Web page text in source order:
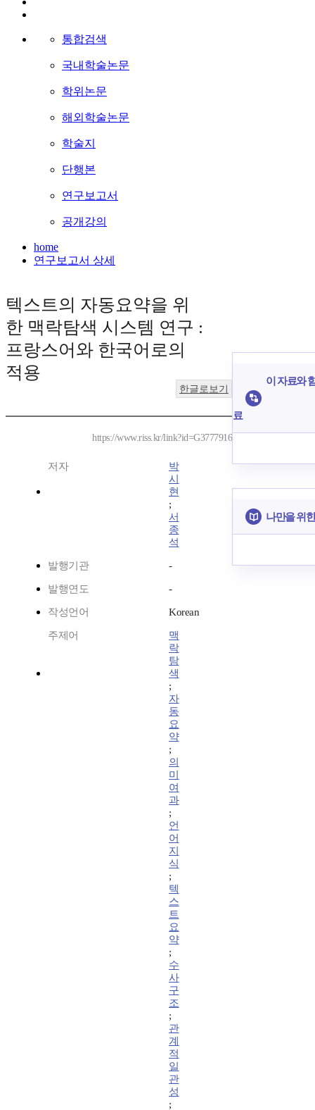
통합검색
국내학술논문
학위논문
해외학술논문
학술지
단행본
연구보고서
공개강의
home
연구보고서 상세
텍스트의 자동요약을 위
한 맥락탐색 시스템 연구 :
프랑스어와 한국어로의
적용
한글로보기
https://www.riss.kr/link?id=G3777916
저자
박
시
현
;
서
종
석
발행기관 -
발행연도 -
작성언어 Korean
주제어
맥
락
탐
색
;
자
동
요
약
;
의
미
여
과
;
언
어
지
식
;
텍
스
트
요
약
;
수
사
구
조
;
관
계
적
일
관
성
;
이 자료와
료
나만을 위